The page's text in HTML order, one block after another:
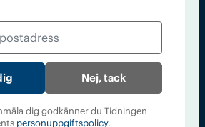
Nej, tack
dig godkänner du Tidningen
personuppgiftspolicy.